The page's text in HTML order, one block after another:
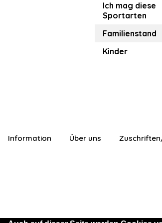
Ich mag diese
Sportarten
Familienstand
Kinder
Information Über uns